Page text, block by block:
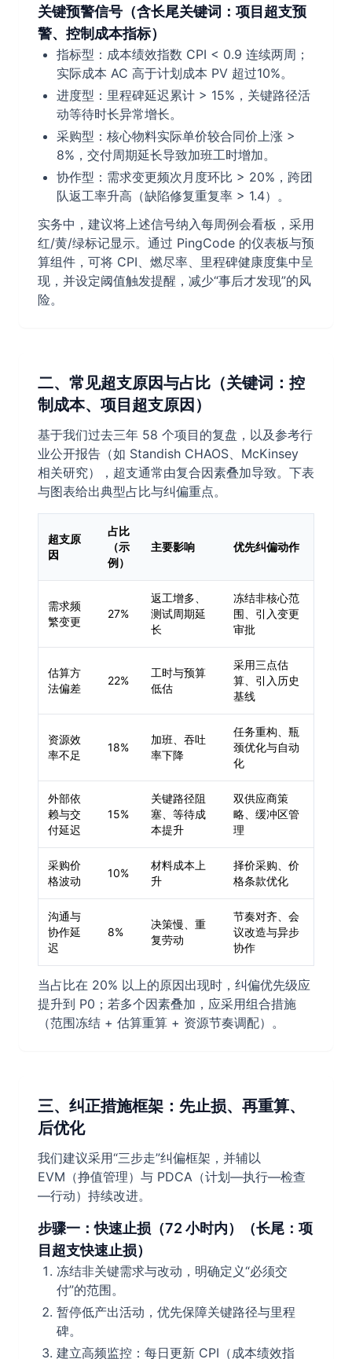
关键预警信号（含长尾关键词：项目超支预
警、控制成本指标）
指标型：成本绩效指数 CPI < 0.9 连续两周；
实际成本 AC 高于计划成本 PV 超过10%。
进度型：里程碑延迟累计 > 15%，关键路径活
动等待时长异常增长。
采购型：核心物料实际单价较合同价上涨 >
8%，交付周期延长导致加班工时增加。
协作型：需求变更频次月度环比 > 20%，跨团
队返工率升高（缺陷修复重复率 > 1.4）。
实务中，建议将上述信号纳入每周例会看板，采用
红/黄/绿标记显示。通过 PingCode 的仪表板与预
算组件，可将 CPI、燃尽率、里程碑健康度集中呈
现，并设定阈值触发提醒，减少“事后才发现”的风
险。
二、常见超支原因与占比（关键词：控
制成本、项目超支原因）
基于我们过去三年 58 个项目的复盘，以及参考行
业公开报告（如 Standish CHAOS、McKinsey
相关研究），超支通常由复合因素叠加导致。下表
与图表给出典型占比与纠偏重点。
超支原
因
占比
（示
例）
主要影响 优先纠偏动作
需求频
繁变更
27%
返工增多、
测试周期延
长
冻结非核心范
围、引入变更
审批
估算方
法偏差
22%
工时与预算
低估
采用三点估
算、引入历史
基线
资源效
率不足
18%
加班、吞吐
率下降
任务重构、瓶
颈优化与自动
化
外部依
赖与交
付延迟
15%
关键路径阻
塞、等待成
本提升
双供应商策
略、缓冲区管
理
采购价
格波动
10%
材料成本上
升
择价采购、价
格条款优化
沟通与
协作延
迟
8%
决策慢、重
复劳动
节奏对齐、会
议改造与异步
协作
当占比在 20% 以上的原因出现时，纠偏优先级应
提升到 P0；若多个因素叠加，应采用组合措施
（范围冻结 + 估算重算 + 资源节奏调配）。
三、纠正措施框架：先止损、再重算、
后优化
我们建议采用“三步走”纠偏框架，并辅以
EVM（挣值管理）与 PDCA（计划—执行—检查
—行动）持续改进。
步骤一：快速止损（72 小时内）（长尾：项
目超支快速止损）
冻结非关键需求与改动，明确定义“必须交
付”的范围。
暂停低产出活动，优先保障关键路径与里程
碑。
建立高频监控：每日更新 CPI（成本绩效指